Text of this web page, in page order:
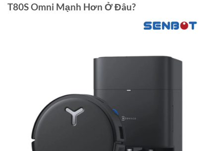
T80S Omni Mạnh Hơn Ở Đâu?